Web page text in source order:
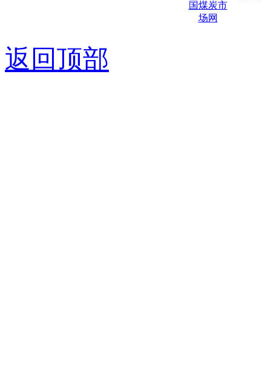
返回顶部